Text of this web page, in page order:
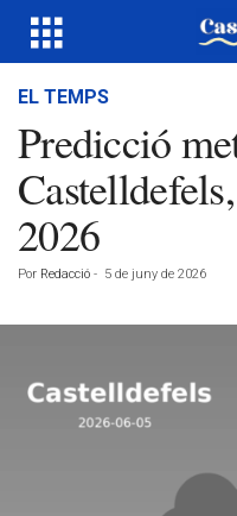
EL TEMPS
Predicció
2026
Por Redacció - 5 de juny de 2026